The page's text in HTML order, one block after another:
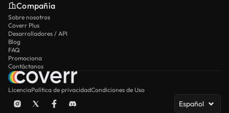
Compañía
Sobre nosotros
Coverr Plus
Desarrolladores / API
Blog
FAQ
Promociona
Contáctanos
LicenciaPolítica de privacidadCondiciones de Uso
Español